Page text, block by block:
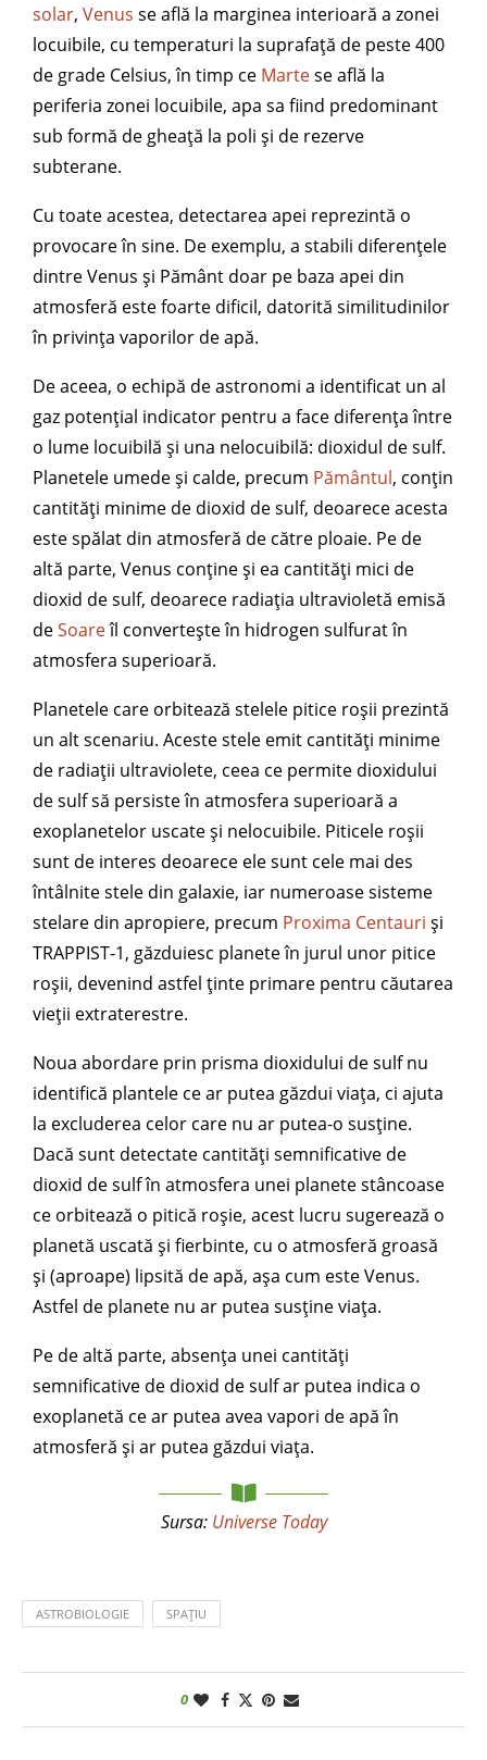
solar, Venus se află la marginea interioară a zonei
locuibile, cu temperaturi la suprafață de peste 400
de grade Celsius, în timp ce Martese află la
periferia zonei locuibile, apa sa fiind predominant
sub formă de gheață la poli și de rezerve
subterane.
Cu toate acestea, detectarea apei reprezintă o
provocare în sine. De exemplu, a stabili diferențele
dintre Venus și Pământ doar pe baza apei din
atmosferă este foarte dificil, datorită similitudinilor
în privința vaporilor de apă.
De aceea, o echipă de astronomi a identificat un al
gaz potențial indicator pentru a face diferența între
o lume locuibilă și una nelocuibilă: dioxidul de sulf.
Planetele umede și calde, precum Pământul, conțin
cantități minime de dioxid de sulf, deoarece acesta
este spălat din atmosferă de către ploaie. Pe de
altă parte, Venus conține și ea cantități mici de
dioxid de sulf, deoarece radiația ultravioletă emisă
deSoareîl convertește în hidrogen sulfurat în
atmosfera superioară.
Planetele care orbitează stelele pitice roșii prezintă
un alt scenariu. Aceste stele emit cantități minime
de radiații ultraviolete, ceea ce permite dioxidului
de sulf să persiste în atmosfera superioară a
exoplanetelor uscate și nelocuibile. Piticele roșii
sunt de interes deoarece ele sunt cele mai des
întâlnite stele din galaxie, iar numeroase sisteme
stelare din apropiere, precum Proxima Centauri și
TRAPPIST-1, găzduiesc planete în jurul unor pitice
roșii, devenind astfel ținte primare pentru căutarea
vieții extraterestre.
Noua abordare prin prisma dioxidului de sulf nu
identifică plantele ce ar putea găzdui viața, ci ajuta
la excluderea celor care nu ar putea-o susține.
Dacă sunt detectate cantități semnificative de
dioxid de sulf în atmosfera unei planete stâncoase
ce orbitează o pitică roșie, acest lucru sugerează o
planetă uscată și fierbinte, cu o atmosferă groasă
și (aproape) lipsită de apă, așa cum este Venus.
Astfel de planete nu ar putea susține viața.
Pe de altă parte, absența unei cantități
semnificative de dioxid de sulf ar putea indica o
exoplanetă ce ar putea avea vapori de apă în
atmosferă și ar putea găzdui viața.
Sursa: Universe Today
ASTROBIOLOGIE SPAȚIU
0